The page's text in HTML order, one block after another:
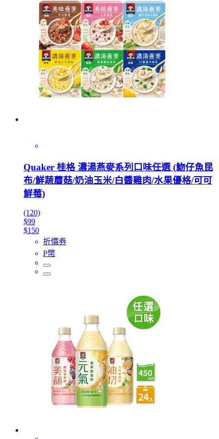
Quaker 桂格 濃湯燕麥系列口味任選 (魩仔魚昆
布/鮮蔬蘑菇/奶油玉米/白醬雞肉/水果優格/可可
鮮莓)
(120)
$99
$150
折價券
P幣